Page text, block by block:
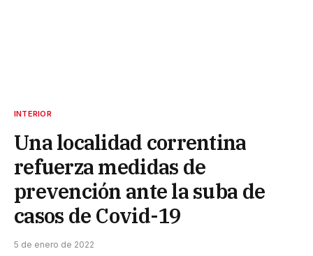
INTERIOR
Una localidad correntina
refuerza medidas de
prevención ante la suba de
casos de Covid-19
5 de enero de 2022